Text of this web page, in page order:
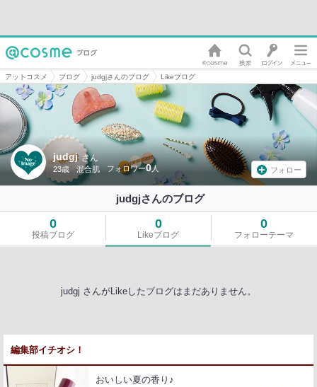
アットコスメ ブログ judgjさんのブログ Likeブログ
judgj さん
23歳 混合肌 0 フォロー
judgjさんのブログ
0
投稿ブログ
0
Likeブログ
0
フォローテーマ
judgj さんがLikeしたブログはまだありません。
編集部イチオシ！
おいしい夏の香り♪